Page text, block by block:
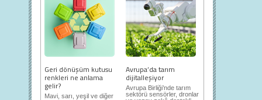
Geri dönüşüm kutusu
renkleri ne anlama
gelir?
Mavi, sarı, yeşil ve diğer
Avrupa’da tarım
dijitalleşiyor
Avrupa Birliği’nde tarım
sektörü sensörler, dronlar